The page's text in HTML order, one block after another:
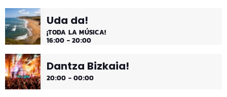
comienzo de tarde de los fines de semana, de 2 a 4.
¡Disfruta!
Uda da!
¡TODA LA MÚSICA!
16:00 - 20:00
Dantza Bizkaia!
20:00 - 00:00